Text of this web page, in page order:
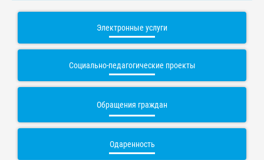
Электронные услуги
Социально-педагогические проекты
Обращения граждан
Одаренность